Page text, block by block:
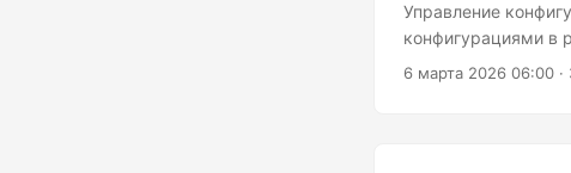
Управление
конфигурациями в
файлами YAML. В
6 марта 2026 06:00